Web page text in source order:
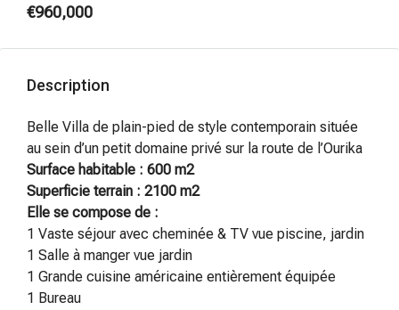
€960,000
Description
Belle Villa de plain-pied de style contemporain située
au sein d’un petit domaine privé sur la route de l’Ourika
Surface habitable : 600 m2
Superficie terrain : 2100 m2
Elle se compose de :
1 Vaste séjour avec cheminée & TV vue piscine, jardin
1 Salle à manger vue jardin
1 Grande cuisine américaine entièrement équipée
1 Bureau